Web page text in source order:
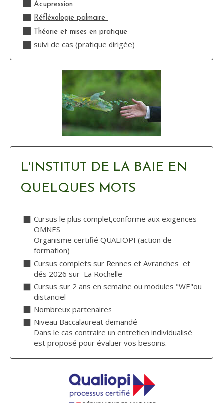
Acupression
Réfléxologie palmaire
Théorie et mises en pratique
suivi de cas (pratique dirigée)
L'INSTITUT DE LA BAIE EN
QUELQUES MOTS
Cursus le plus complet,conforme aux exigences
OMNES
Organisme certifié QUALIOPI (action de
formation)
Cursus complets sur Rennes et Avranches et
dés 2026 sur La Rochelle
Cursus sur 2 ans en semaine ou modules "WE"ou
distanciel
Nombreux partenaires
Niveau Baccalaureat demandé
Dans le cas contraire un entretien individualisé
est proposé pour évaluer vos besoins.